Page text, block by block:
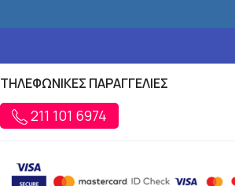
ΤΗΛΕΦΩΝΙΚΕΣ ΠΑΡΑΓΓΕΛΙΕΣ
211 101 6974